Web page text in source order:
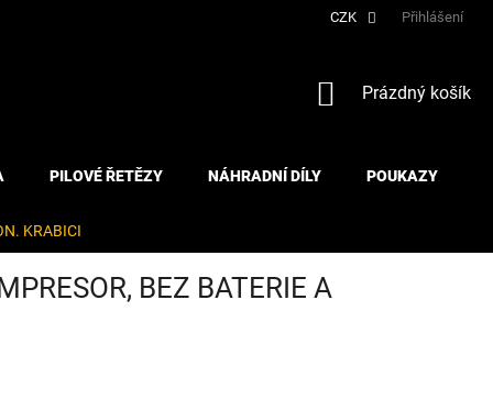
CZK Přihlášení
NÁKUPNÍ
Prázdný košík
PILOVÉ ŘETĚZY NÁHRADNÍ DÍLY POUKAZY
KRABICI
BEZ BATERIE A